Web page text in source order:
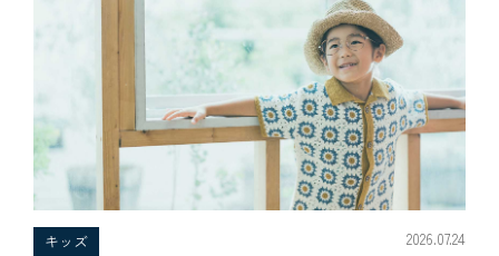
キッズ 2026.07.24